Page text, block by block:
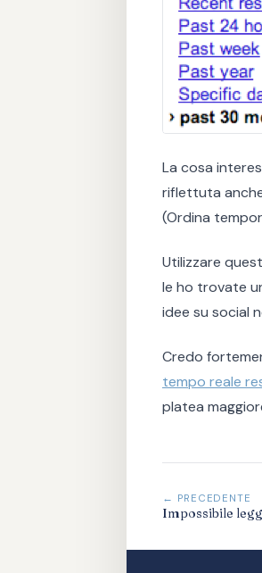
La cosa
riflettuta
(Ordina
Utilizzare
le ho trovate
idee su social
Credo
tempo reale
platea
← PRECEDENTE
Impossibile